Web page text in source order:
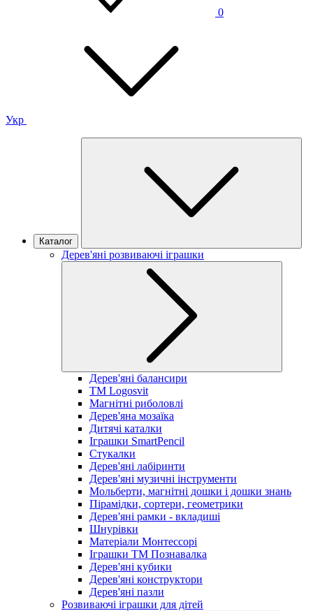
0
Укр
Каталог
Дерев'яні розвиваючі іграшки
Дерев'яні балансири
TM Logosvit
Магнітні риболовлі
Дерев'яна мозаїка
Дитячі каталки
Іграшки SmartPencil
Стукалки
Дерев'яні лабіринти
Дерев'яні музичні інструменти
Мольберти, магнітні дошки і дошки знань
Пірамідки, сортери, геометрики
Дерев'яні рамки - вкладиші
Шнурівки
Матеріали Монтессорі
Іграшки ТМ Познавалка
Дерев'яні кубики
Дерев'яні конструктори
Дерев'яні пазли
Розвиваючі іграшки для дітей